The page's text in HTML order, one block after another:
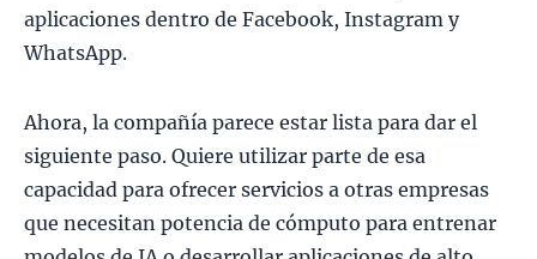
aplicaciones dentro de Facebook, Instagram y
WhatsApp.
Ahora, la compañía parece estar lista para dar el
siguiente paso. Quiere utilizar parte de esa
capacidad para ofrecer servicios a otras empresas
que necesitan potencia de cómputo para entrenar